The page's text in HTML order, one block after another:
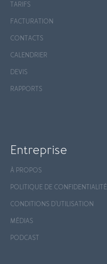
TARIFS
FACTURATION
CONTACTS
CALENDRIER
DEVIS
RAPPORTS
Entreprise
À PROPOS
POLITIQUE DE CONFIDENTIALITÉ
CONDITIONS D'UTILISATION
MÉDIAS
PODCAST